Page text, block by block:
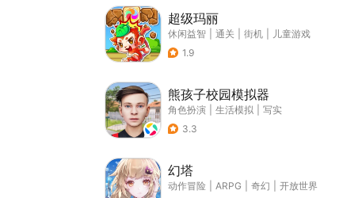
超级玛丽
休闲益智 通关 街机
儿童游戏
1.9
熊孩子校园模拟器
角色扮演 生活模拟
写实
3.3
幻塔
动作冒险 ARPG 奇幻
开放世界